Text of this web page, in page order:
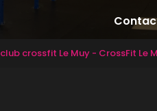
club crossfit Le Muy - CrossFit Le